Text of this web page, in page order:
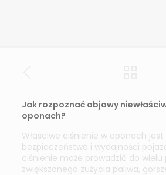
Jak rozpoznać objawy
oponach?
Właściwe ciśnienie w oponach
bezpieczeństwa i wydajności
ciśnienie może prowadzić do
zwiększonego zużycia paliwa,